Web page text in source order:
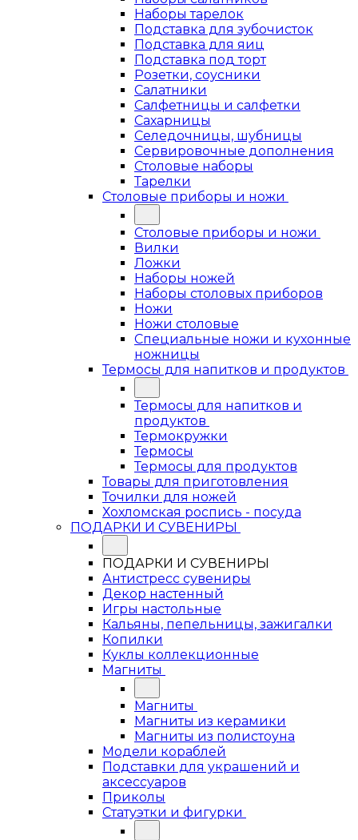
Наборы тарелок
Подставка для зубочисток
Подставка для яиц
Подставка под торт
Розетки, соусники
Салатники
Салфетницы и салфетки
Сахарницы
Селедочницы, шубницы
Сервировочные дополнения
Столовые наборы
Тарелки
Столовые приборы и ножи
Столовые приборы и ножи
Вилки
Ложки
Наборы ножей
Наборы столовых приборов
Ножи
Ножи столовые
Специальные ножи и кухонные
ножницы
Термосы для напитков и продуктов
Термосы для напитков и
продуктов
Термокружки
Термосы
Термосы для продуктов
Товары для приготовления
Точилки для ножей
Хохломская роспись - посуда
ПОДАРКИ И СУВЕНИРЫ
ПОДАРКИ И СУВЕНИРЫ
Антистресс сувениры
Декор настенный
Игры настольные
Кальяны, пепельницы, зажигалки
Копилки
Куклы коллекционные
Магниты
Магниты
Магниты из керамики
Магниты из полистоуна
Модели кораблей
Подставки для украшений и
аксессуаров
Приколы
Статуэтки и фигурки